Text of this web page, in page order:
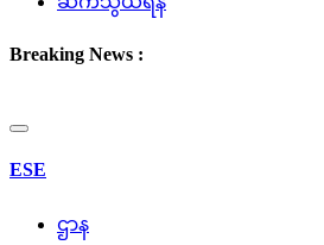
ဆက်သွယ်ရန်
Breaking News :
navigation
ESE
ဌာန